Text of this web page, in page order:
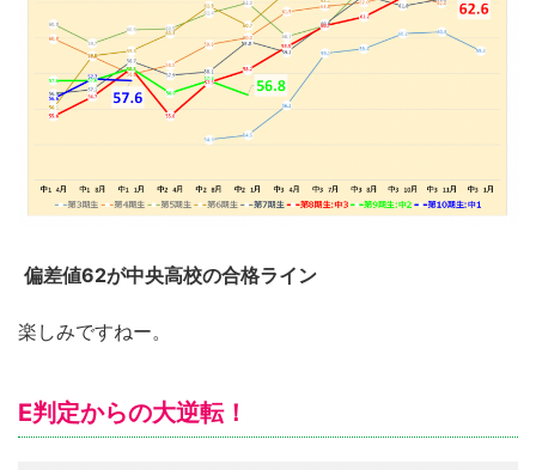
偏差値62が中央高校の合格ライン
楽しみですねー。
E判定からの大逆転！